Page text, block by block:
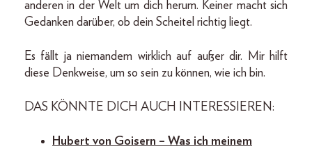
anderen in der Welt um dich herum. Keiner macht sich
Gedanken darüber, ob dein Scheitel richtig liegt.
Es fällt ja niemandem wirklich auf außer dir. Mir hilft
diese Denkweise, um so sein zu können, wie ich bin.
DAS KÖNNTE DICH AUCH INTERESSIEREN:
Hubert von Goisern – Was ich meinem